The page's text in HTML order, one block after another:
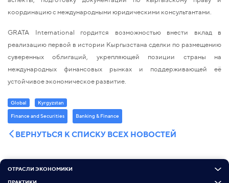
координацию с международными юридическими консультантами.
GRATA International гордится возможностью внести вклад в
реализацию первой в истории Кыргызстана сделки по размещению
суверенных облигаций, укрепляющей позиции страны на
международных финансовых рынках и поддерживающей её
устойчивое экономическое развитие.
Global
Kyrgyzstan
Finance and Securities
Banking & Finance
ВЕРНУТЬСЯ К СПИСКУ ВСЕХ НОВОСТЕЙ
ОТРАСЛИ ЭКОНОМИКИ